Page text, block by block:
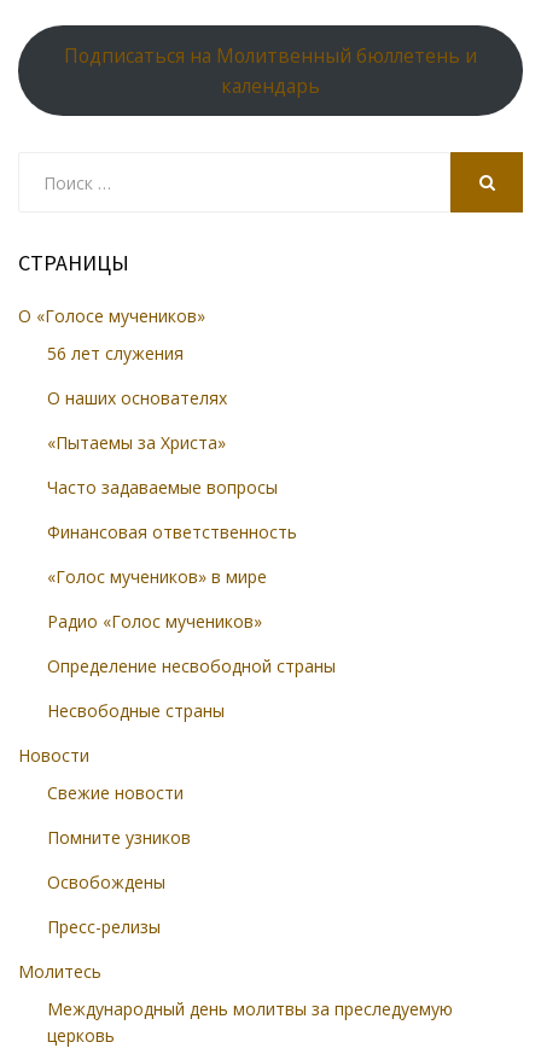
Подписаться на Молитвенный бюллетень и
календарь
СТРАНИЦЫ
О «Голосе мучеников»
56 лет служения
О наших основателях
«Пытаемы за Христа»
Часто задаваемые вопросы
Финансовая ответственность
«Голос мучеников» в мире
Радио «Голос мучеников»
Определение несвободной страны
Несвободные страны
Новости
Свежие новости
Помните узников
Освобождены
Пресс-релизы
Молитесь
Международный день молитвы за преследуемую
церковь